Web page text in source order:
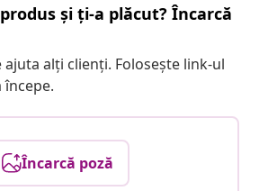
și ți-a plăcut? Încarcă
alți clienți. Folosește link-ul
începe.
Încarcă poză